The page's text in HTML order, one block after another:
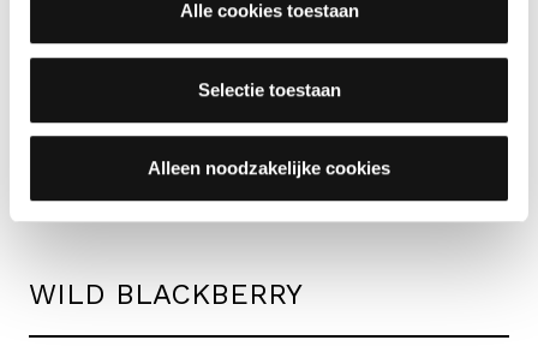
waarvoor ze dienen en hoelang ze geldig blijven. Je kan
je voorkeuren ook op elk moment wijzigen via de cookie
Alle cookies toestaan
Selectie toestaan
Alleen noodzakelijke cookies
Andere smaken.
WILD BLACKBERRY